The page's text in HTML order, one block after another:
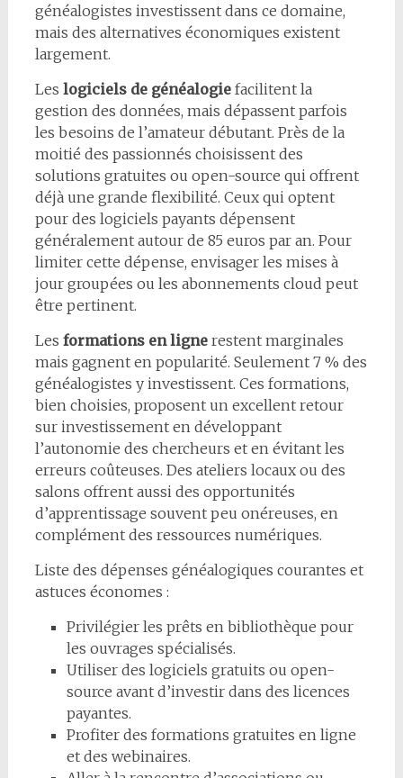
généalogistes investissent dans ce domaine,
mais des alternatives économiques existent
largement.
Les logiciels de généalogiefacilitent la
gestion des données, mais dépassent parfois
les besoins de l’amateur débutant. Près de la
moitié des passionnés choisissent des
solutions gratuites ou open-source qui offrent
déjà une grande flexibilité. Ceux qui optent
pour des logiciels payants dépensent
généralement autour de 85 euros par an. Pour
limiter cette dépense, envisager les mises à
jour groupées ou les abonnements cloud peut
être pertinent.
Les formations en lignerestent marginales
mais gagnent en popularité. Seulement 7 % des
généalogistes y investissent. Ces formations,
bien choisies, proposent un excellent retour
sur investissement en développant
l’autonomie des chercheurs et en évitant les
erreurs coûteuses. Des ateliers locaux ou des
salons offrent aussi des opportunités
d’apprentissage souvent peu onéreuses, en
complément des ressources numériques.
Liste des dépenses généalogiques courantes et
astuces économes :
Privilégier les prêts en bibliothèque pour
les ouvrages spécialisés.
Utiliser des logiciels gratuits ou open-
source avant d’investir dans des licences
payantes.
Profiter des formations gratuites en ligne
et des webinaires.